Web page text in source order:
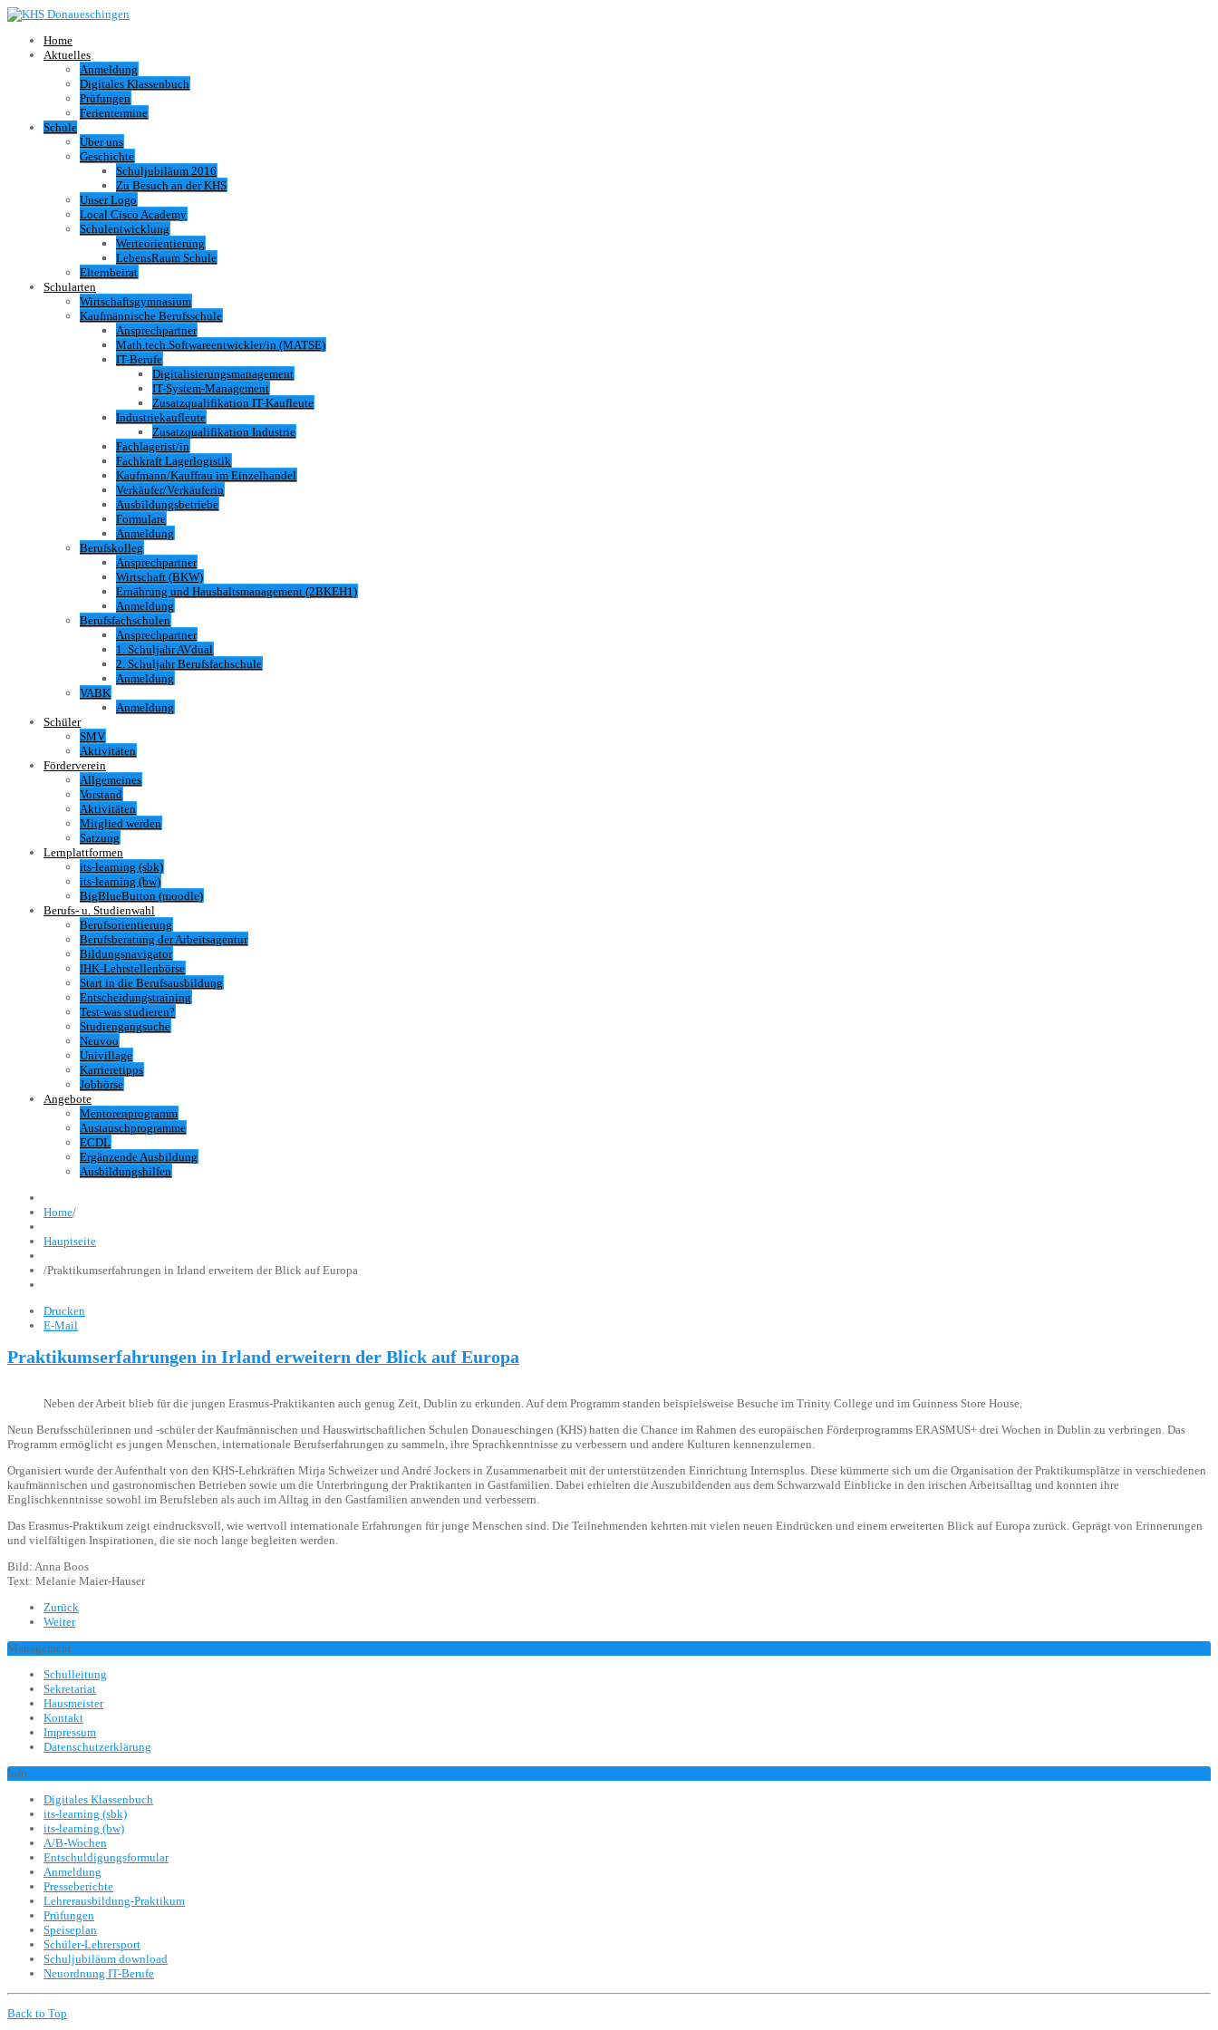
Home
Aktuelles
Anmeldung
Digitales Klassenbuch
Prüfungen
Ferientermine
Schule
Über uns
Geschichte
Schuljubiläum 2016
Zu Besuch an der KHS
Unser Logo
Local Cisco Academy
Schulentwicklung
Werteorientierung
LebensRaum Schule
Elternbeirat
Schularten
Wirtschaftsgymnasium
Kaufmännische Berufsschule
Ansprechpartner
Math.tech.Softwareentwickler/in (MATSE)
IT-Berufe
Digitalisierungsmanagement
IT-System-Management
Zusatzqualifikation IT-Kaufleute
Industriekaufleute
Zusatzqualifikation Industrie
Fachlagerist/in
Fachkraft Lagerlogistik
Kaufmann/Kauffrau im Einzelhandel
Verkäufer/Verkäuferin
Ausbildungsbetriebe
Formulare
Anmeldung
Berufskolleg
Ansprechpartner
Wirtschaft (BKW)
Ernährung und Haushaltsmanagement (2BKEH1)
Anmeldung
Berufsfachschulen
Ansprechpartner
1. Schuljahr AVdual
2. Schuljahr Berufsfachschule
Anmeldung
VABK
Anmeldung
Schüler
SMV
Aktivitäten
Förderverein
Allgemeines
Vorstand
Aktivitäten
Mitglied werden
Satzung
Lernplattformen
its-learning (sbk)
its-learning (bw)
BigBlueButton (moodle)
Berufs- u. Studienwahl
Berufsorientierung
Berufsberatung der Arbeitsagentur
Bildungsnavigator
IHK-Lehrstellenbörse
Start in die Berufsausbildung
Entscheidungstraining
Test-was studieren?
Studiengangsuche
Neuvoo
Univillage
Karrieretipps
Jobbörse
Angebote
Mentorenprogramm
Austauschprogramme
ECDL
Ergänzende Ausbildung
Ausbildungshilfen
Home/
Hauptseite
/Praktikumserfahrungen in Irland erweitern der Blick auf Europa
Drucken
E-Mail
Praktikumserfahrungen in Irland erweitern der Blick auf Europa
Neben der Arbeit blieb für die jungen Erasmus-Praktikanten auch genug Zeit, Dublin zu erkunden. Auf dem Programm standen beispielsweise Besuche im Trinity College und im Guinness Store House.
Neun Berufsschülerinnen und -schüler der Kaufmännischen und Hauswirtschaftlichen Schulen Donaueschingen (KHS) hatten die Chance im Rahmen des europäischen Förderprogramms ERASMUS+ drei Wochen in Dublin zu verbringen. Das
Programm ermöglicht es jungen Menschen, internationale Berufserfahrungen zu sammeln, ihre Sprachkenntnisse zu verbessern und andere Kulturen kennenzulernen.
Organisiert wurde der Aufenthalt von den KHS-Lehrkräften Mirja Schweizer und André Jockers in Zusammenarbeit mit der unterstützenden Einrichtung Internsplus. Diese kümmerte sich um die Organisation der Praktikumsplätze in verschiedenen
kaufmännischen und gastronomischen Betrieben sowie um die Unterbringung der Praktikanten in Gastfamilien. Dabei erhielten die Auszubildenden aus dem Schwarzwald Einblicke in den irischen Arbeitsalltag und konnten ihre
Englischkenntnisse sowohl im Berufsleben als auch im Alltag in den Gastfamilien anwenden und verbessern.
Das Erasmus-Praktikum zeigt eindrucksvoll, wie wertvoll internationale Erfahrungen für junge Menschen sind. Die Teilnehmenden kehrten mit vielen neuen Eindrücken und einem erweiterten Blick auf Europa zurück. Geprägt von Erinnerungen
und vielfältigen Inspirationen, die sie noch lange begleiten werden.
Bild: Anna Boos
Text: Melanie Maier-Hauser
Zurück
Weiter
Management
Schulleitung
Sekretariat
Hausmeister
Kontakt
Impressum
Datenschutzerklärung
Info
Digitales Klassenbuch
its-learning (sbk)
its-learning (bw)
A/B-Wochen
Entschuldigungsformular
Anmeldung
Presseberichte
Lehrerausbildung-Praktikum
Prüfungen
Speiseplan
Schüler-Lehrersport
Schuljubiläum download
Neuordnung IT-Berufe
Back to Top